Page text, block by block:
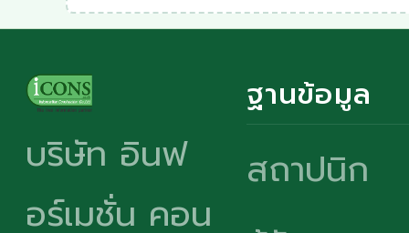
บริษัท อินฟ
อร์เมชั่น คอน
ฐานข้อมูล
สถาปนิก